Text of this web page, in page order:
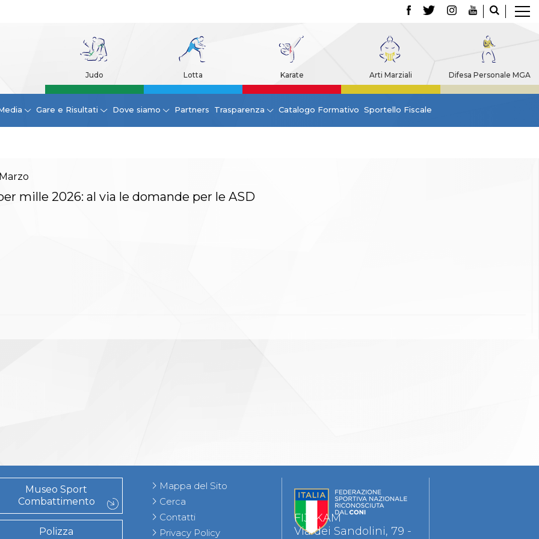
Judo Lotta Karate Arti Marziali Difesa Personale MGA
Gare e Risultati Dove siamo Partners Trasparenza Catalogo Formativo Sportello Fiscale
Marzo
mille 2026: al via le domande per le ASD
Museo Sport
Combattimento
Polizza
Mappa del Sito
Cerca
Contatti
Privacy Policy
FIJLKAM
Via dei Sandolini, 79 -